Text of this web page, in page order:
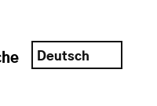
Deutsch